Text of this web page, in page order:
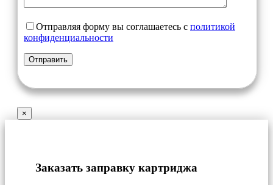
Отправляя форму вы соглашаетесь с политикой
конфиденциальности
×
Заказать заправку картриджа